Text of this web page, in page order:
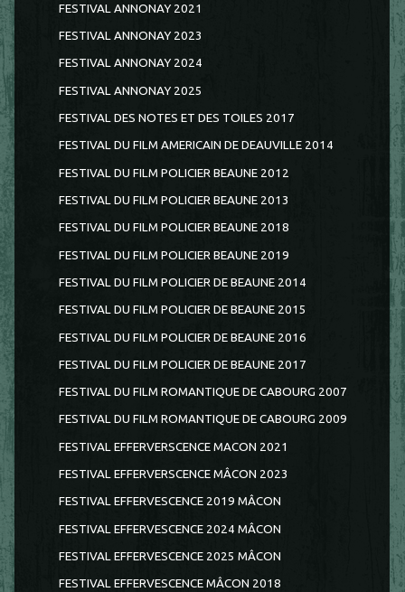
FESTIVAL ANNONAY 2021
FESTIVAL ANNONAY 2023
FESTIVAL ANNONAY 2024
FESTIVAL ANNONAY 2025
FESTIVAL DES NOTES ET DES TOILES 2017
FESTIVAL DU FILM AMERICAIN DE DEAUVILLE 2014
FESTIVAL DU FILM POLICIER BEAUNE 2012
FESTIVAL DU FILM POLICIER BEAUNE 2013
FESTIVAL DU FILM POLICIER BEAUNE 2018
FESTIVAL DU FILM POLICIER BEAUNE 2019
FESTIVAL DU FILM POLICIER DE BEAUNE 2014
FESTIVAL DU FILM POLICIER DE BEAUNE 2015
FESTIVAL DU FILM POLICIER DE BEAUNE 2016
FESTIVAL DU FILM POLICIER DE BEAUNE 2017
FESTIVAL DU FILM ROMANTIQUE DE CABOURG 2007
FESTIVAL DU FILM ROMANTIQUE DE CABOURG 2009
FESTIVAL EFFERVERSCENCE MACON 2021
FESTIVAL EFFERVERSCENCE MÂCON 2023
FESTIVAL EFFERVESCENCE 2019 MÂCON
FESTIVAL EFFERVESCENCE 2024 MÂCON
FESTIVAL EFFERVESCENCE 2025 MÂCON
FESTIVAL EFFERVESCENCE MÂCON 2018